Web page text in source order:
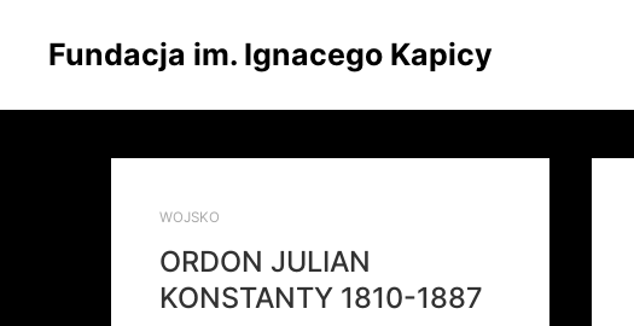
Fundacja im. Ignacego Kapicy
WOJSKO
ORDON JULIAN
KONSTANTY 1810-1887